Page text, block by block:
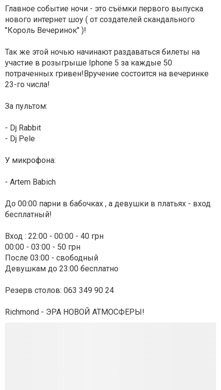
Главное событие ночи - это съёмки первого выпуска
нового интернет шоу ( от создателей скандального
"Король Вечеринок" )!
Так же этой ночью начинают раздаваться билеты на
участие в розыгрыше Iphone 5 за каждые 50
потраченных гривен!Вручение состоится на вечеринке
23-го числа!
За пультом:
- Dj Rabbit
- Dj Pele
У микрофона:
- Artem Babich
До 00:00 парни в бабочках , а девушки в платьях - вход
бесплатный!
Вход : 22:00 - 00:00 - 40 грн
00:00 - 03:00 - 50 грн
После 03:00 - свободный
Девушкам до 23:00 бесплатно
Резерв столов: 063 349 90 24
Richmond - ЭРА НОВОЙ АТМОСФЕРЫ!